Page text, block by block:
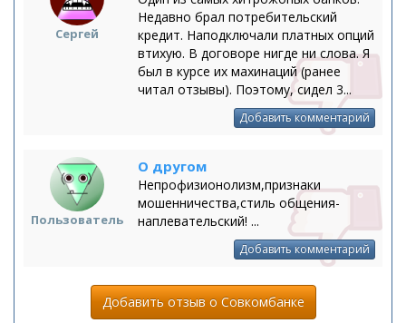
Сергей
Недавно брал потребительский
кредит. Наподключали платных опций
втихую. В договоре нигде ни слова. Я
был в курсе их махинаций (ранее
читал отзывы). Поэтому, сидел 3...
Добавить комментарий
Пользователь
О другом
Непрофизионолизм,признаки
мошенничества,стиль общения-
наплевательский! ...
Добавить комментарий
Добавить отзыв о Совкомбанке